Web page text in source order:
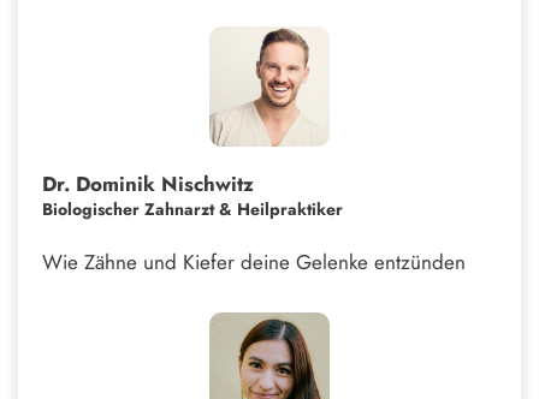
Dr. Dominik Nischwitz
Biologischer Zahnarzt & Heilpraktiker
Wie Zähne und Kiefer deine Gelenke entzünden